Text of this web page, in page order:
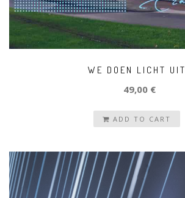
WE DOEN LICHT UIT
49,00 €
ADD TO CART